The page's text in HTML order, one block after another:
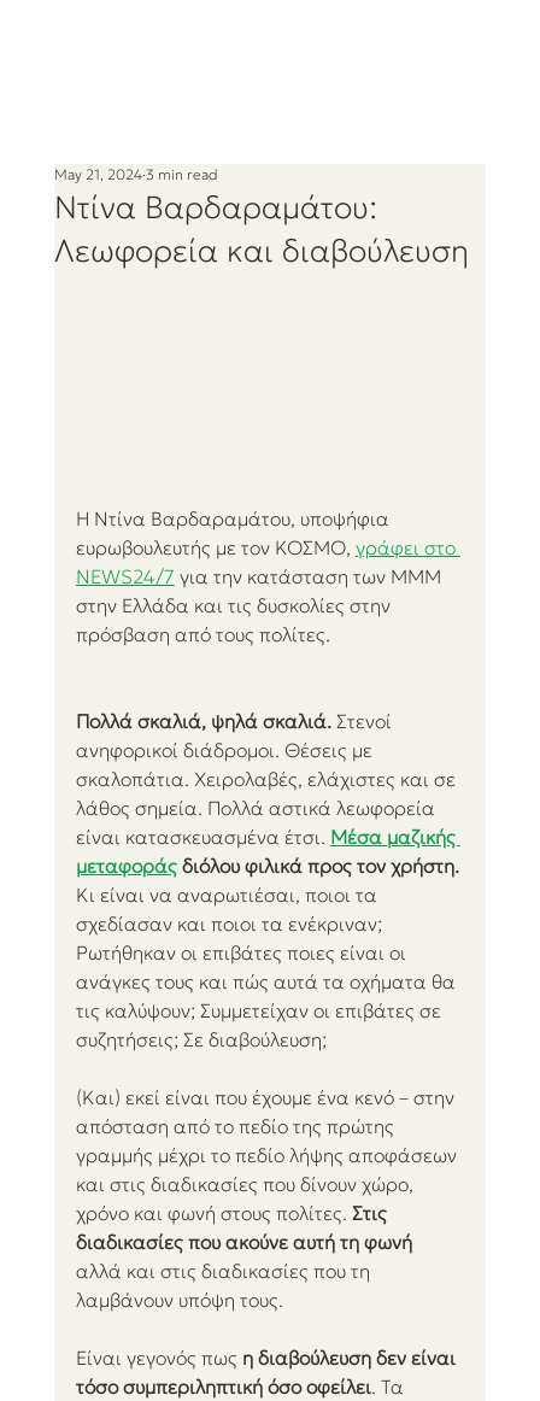
Ντίνα Βαρδαραμάτου:
Λεωφορεία και διαβούλευση
May 21, 2024 3 min read
Η Ντίνα Βαρδαραμάτου, υποψήφια
ευρωβουλευτής με τον ΚΟΣΜΟ, γράφει στο
NEWS24/7 για την κατάσταση των ΜΜΜ
στην Ελλάδα και τις δυσκολίες στην
πρόσβαση από τους πολίτες.
Πολλά σκαλιά, ψηλά σκαλιά. Στενοί
ανηφορικοί διάδρομοι. Θέσεις με
σκαλοπάτια. Χειρολαβές, ελάχιστες και σε
λάθος σημεία. Πολλά αστικά λεωφορεία
είναι κατασκευασμένα έτσι. Μέσα μαζικής
μεταφοράς διόλου φιλικά προς τον χρήστη.
Κι είναι να αναρωτιέσαι, ποιοι τα
σχεδίασαν και ποιοι τα ενέκριναν;
Ρωτήθηκαν οι επιβάτες ποιες είναι οι
ανάγκες τους και πώς αυτά τα οχήματα θα
τις καλύψουν; Συμμετείχαν οι επιβάτες σε
συζητήσεις; Σε διαβούλευση;
(Και) εκεί είναι που έχουμε ένα κενό – στην
απόσταση από το πεδίο της πρώτης
γραμμής μέχρι το πεδίο λήψης αποφάσεων
και στις διαδικασίες που δίνουν χώρο,
χρόνο και φωνή στους πολίτες. Στις
διαδικασίες που ακούνε αυτή τη φωνή
αλλά και στις διαδικασίες που τη
λαμβάνουν υπόψη τους.
Είναι γεγονός πως η διαβούλευση δεν είναι
τόσο συμπεριληπτική όσο οφείλει. Τα